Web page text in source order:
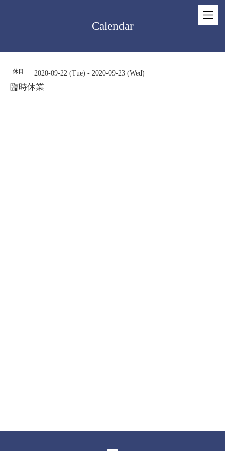
Calendar
休日 2020-09-22 (Tue) - 2020-09-23 (Wed)
臨時休業